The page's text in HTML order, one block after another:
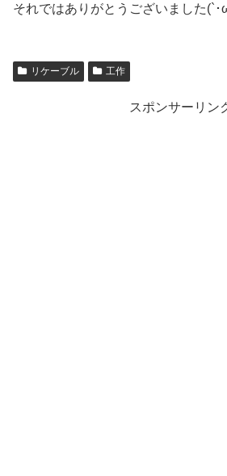
それではありがとうございました(`･
リケーブル 工作
スポンサーリン